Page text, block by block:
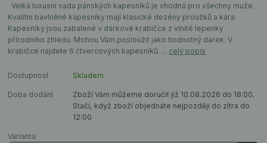
Velká luxusní sada pánských kapesníků je vhodná pro všechny muže.
Kvalitní bavlněné kapesníky mají klasické dezény proužků a kára.
Kapesníky jsou zabalené v dárkové krabičce z vlnité lepenky
přírodního zhledu. Mohou Vám posloužit jako hodnotný dárek. V
krabičce najdete 6 čtvercových kapesníků. ... celý popis
Dostupnost Skladem
Doba dodání
Zboží Vám můžeme doručit již 10.08.2026 do 18:00.
Stačí, když zboží objednáte nejpozději do zítra do
12:00
Varianta